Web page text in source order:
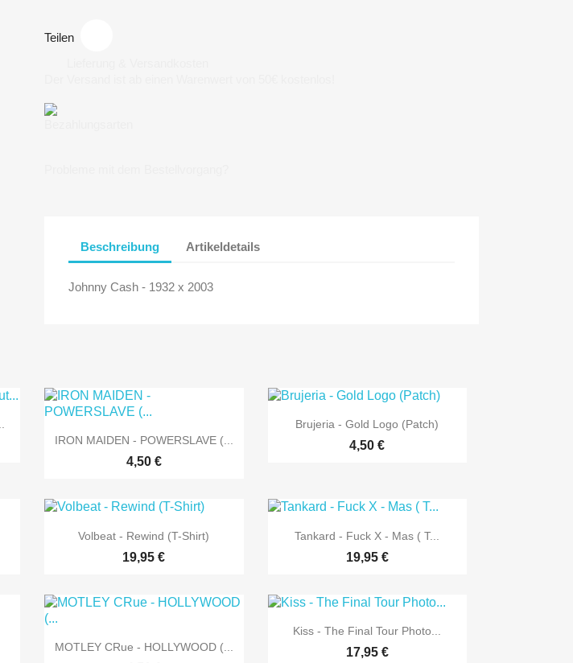
Teilen
Beschreibung Artikeldetails
Johnny Cash - 1932 x 2003
 Vorschau
IRON MAIDEN - POWERSLAVE (...
4,50 €
 Vorschau
Brujeria - Gold Logo (Patch)
4,50 €
 Vorschau
Volbeat - Rewind (T-Shirt)
19,95 €
 Vorschau
Tankard - Fuck X - Mas ( T...
19,95 €
 Vorschau
MOTLEY CRue - HOLLYWOOD (...
 Vorschau
Kiss - The Final Tour Photo...
17,95 €